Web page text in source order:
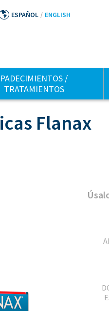
ESPAÑOL / ENGLISH
PADECIMIENTOS /
TRATAMIENTOS
Flanax